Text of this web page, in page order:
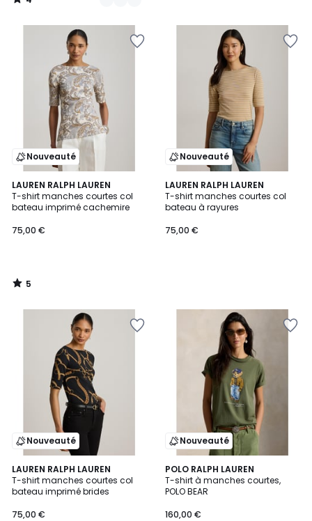
/
Nouveauté
LAUREN RALPH LAUREN
T-shirt manches courtes col
bateau imprimé cachemire
75,00 €
5
/
5
5
/
Nouveauté
LAUREN RALPH LAUREN
T-shirt manches courtes col
bateau à rayures
75,00 €
Nouveauté
LAUREN RALPH LAUREN
T-shirt manches courtes col
bateau imprimé brides
75,00 €
Nouveauté
POLO RALPH LAUREN
T-shirt à manches courtes,
POLO BEAR
160,00 €
5
/
5